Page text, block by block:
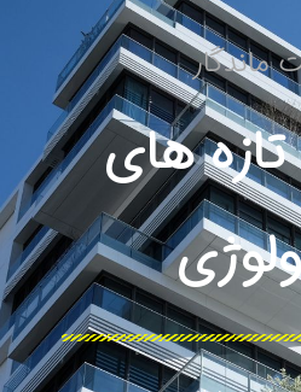
ماندگار
های